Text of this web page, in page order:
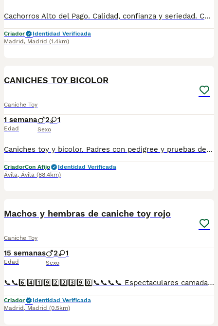
Cachorros Alto del Pago. Calidad, confianza y seriedad. Contacto : 679 67 30 10 Web : altodelpago.es Instagram : @altodelpago
Criador
Identidad Verificada
Madrid , Madrid (1.4km)
CANICHES TOY BICOLOR
Caniche Toy
1 semana
Edad
2 1
Sexo
Caniches toy y bicolor. Padres con pedigree y pruebas de ADN. Perros probados con muy buen caracter y sociables. Cria familiar
CriadorCon Afijo
Identidad Verificada
Ávila, Ávila (88.4km)
Machos y hembras de caniche toy rojo
Caniche Toy
15 semanas
Edad
2 1
Sexo
📞📞6️⃣4️⃣1️⃣9️⃣2️⃣2️⃣3️⃣9️⃣0️⃣📞📞📞📞 Espectaculares camadas de perritos de machos y hembras de caniche toy pero corto y pelo largo nacionales descendientes de las mejores líneas de sangre. Disponibles tanto hembras como machos. Las camadas están bajo supervisión veterinaria desde su nacimiento hasta que son entregadas a su nueva familia. Criados por un equipo de profesionales y mejores personas que, con más de 20 años de experiencia , cuidan a los animales por vocación, aplicando una cría ética y responsable para que cada cachorro se desarrolle con la mejor salud y con un buen temperamento. Todos los cachorritos se entregan con unos dos meses y medio de edad y sus vacunas correspondientes, desparasitados interna y externamente, con certificado de salud, y garantía tanto por enfermedad vírica como congénito genética. Posibilidad de entregar en toda España mediante transporte propio preparado para animales y con chofer privado. Los precios pueden variar según las características y morfología de cada cachorro. Añádenos al whats app o llámanos, y encantados atenderemos todas tus dudas y consultas. Teléfono / Whats app: 641 92 23 90
Criador
Identidad Verificada
Madrid , Madrid (0.5km)